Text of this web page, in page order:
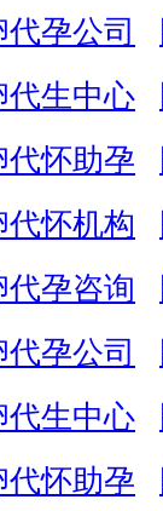
孕公司
代生中心
代怀助孕
代怀机构
代孕咨询
孕公司
代生中心
代怀助孕